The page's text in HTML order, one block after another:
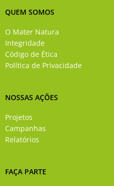
f
QUEM SOMOS
O Mater Natura
Integridade
Código de Ética
Política de Privacidade
NOSSAS AÇÕES
Projetos
Campanhas
Relatórios
FAÇA PARTE